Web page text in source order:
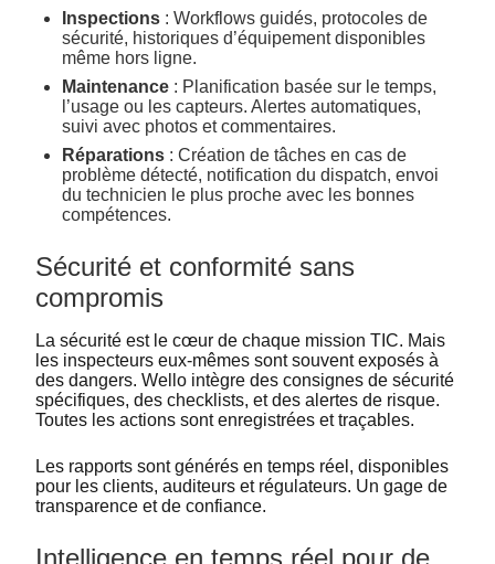
Inspections : Workflows guidés, protocoles de
sécurité, historiques d’équipement disponibles
même hors ligne.
Maintenance : Planification basée sur le temps,
l’usage ou les capteurs. Alertes automatiques,
suivi avec photos et commentaires.
Réparations : Création de tâches en cas de
problème détecté, notification du dispatch, envoi
du technicien le plus proche avec les bonnes
compétences.
Sécurité et conformité sans
compromis
La sécurité est le cœur de chaque mission TIC. Mais
les inspecteurs eux-mêmes sont souvent exposés à
des dangers. Wello intègre des consignes de sécurité
spécifiques, des checklists, et des alertes de risque.
Toutes les actions sont enregistrées et traçables.
Les rapports sont générés en temps réel, disponibles
pour les clients, auditeurs et régulateurs. Un gage de
transparence et de confiance.
Intelligence en temps réel pour de